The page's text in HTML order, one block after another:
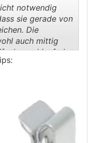
notwendig
sie gerade von
Die
auch mittig
Immerhin, frei
am Dach